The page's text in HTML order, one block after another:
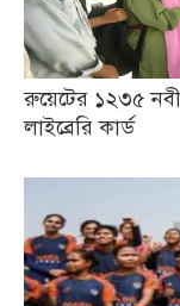
রুয়েটের ১২৩৫
লাইব্রেরি কার্ড